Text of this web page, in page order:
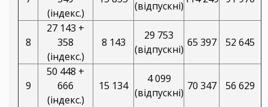
(індекс.)
(відпускні)
8
27 143 +
358
(індекс.)
8 143
29 753
(відпускні)
65 397 52 645
9
50 448 +
666
(індекс.)
15 134
4 099
(відпускні)
70 347 56 629